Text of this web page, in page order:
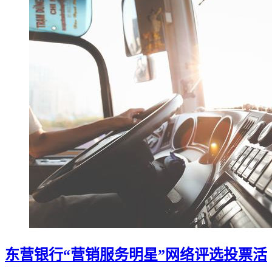
东营银行“营销服务明星”网络评选投票活